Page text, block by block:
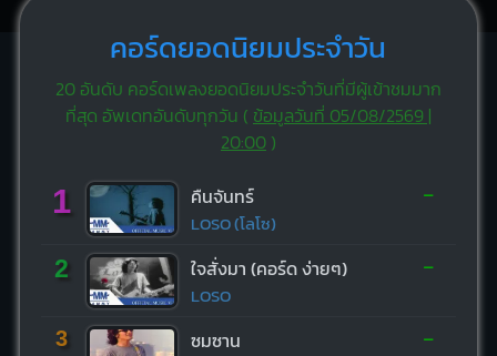
คอร์ดยอดนิยมประจำวัน
20 อันดับ คอร์ดเพลงยอดนิยมประจำวันที่มีผู้เข้าชมมาก
ที่สุด อัพเดทอันดับทุกวัน ( ข้อมูลวันที่ 05/08/2569 |
20:00)
1 คืนจันทร์
LOSO (โลโซ)
-
2 ใจสั่งมา (คอร์ด ง่ายๆ)
LOSO
-
3 ซมซาน -